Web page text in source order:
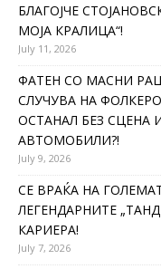
БЛАГОЈЧЕ
МОЈА КРАЛИЦА“!
July 11, 2026
ФАТЕН СО МАСНИ
СЛУЧУВА НА
ОСТАНАЛ БЕЗ СЦЕНА
АВТОМОБИЛИ?!
July 9, 2026
СЕ ВРАЌА НА
ЛЕГЕНДАРНИТЕ
КАРИЕРА!
July 7, 2026